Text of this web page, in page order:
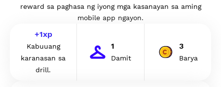
reward sa paghasa ng iyong mga kasanayan sa aming
mobile app ngayon.
+1xp
Kabuuang
karanasan sa
drill.
1
Damit
3
Barya